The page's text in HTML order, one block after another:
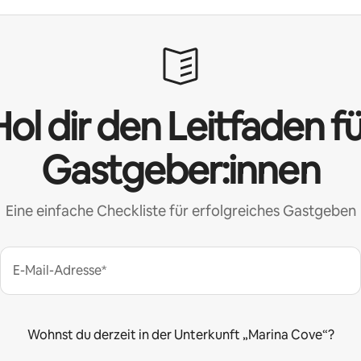
dir den Leitfaden
Gastgeber:innen
Eine einfache Checkliste für erfolgreiches Gastgeben
E-Mail-Adresse*
Wohnst du derzeit in der Unterkunft „Marina Cove“?